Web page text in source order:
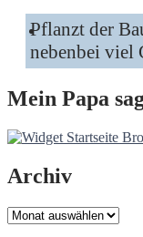
Pflanzt der
nebenbei viel
Mein Papa
Archiv
Archiv